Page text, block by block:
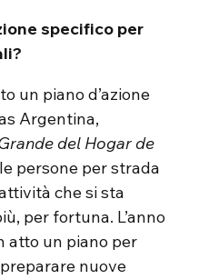
specifico per
un piano d’azione
Argentina,
del Hogar de
persone per strada
che si sta
per fortuna. L’anno
atto un piano per
nuove